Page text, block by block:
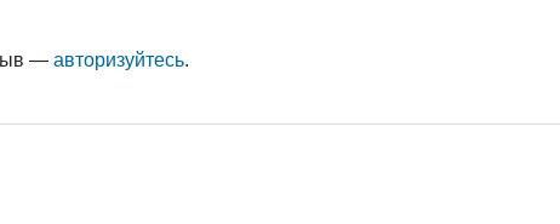
— авторизуйтесь.